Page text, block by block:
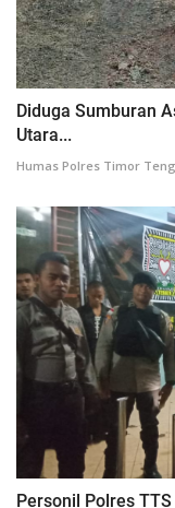
Diduga Sumburan
Utara...
Humas Polres Timor
Personil Polres